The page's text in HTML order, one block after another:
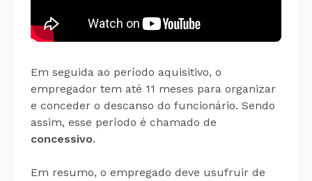
Em seguida ao período aquisitivo, o
empregador tem até 11 meses para organizar
e conceder o descanso do funcionário. Sendo
assim, esse período é chamado de
concessivo.
Em resumo, o empregado deve usufruir de